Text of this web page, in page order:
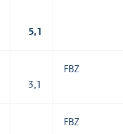
5,1
3,1
FBZ
FBZ